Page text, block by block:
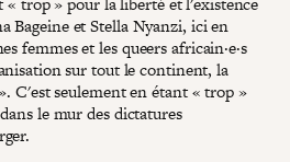
Bageine et Stella Nyanzi, ici en
femmes et les queers africain·e·s
sur tout le continent, la
C'est seulement en étant « trop »
le mur des dictatures